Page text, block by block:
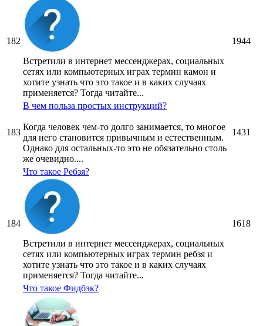
182
Встретили в интернет мессенджерах, социальных
сетях или компьютерных играх термин камон и
хотите узнать что это такое и в каких случаях
применяется? Тогда читайте...
1944
183
В чем польза простых инструкций?
Когда человек чем-то долго занимается, то многое
для него становится привычным и естественным.
Однако для остальных-то это не обязательно столь
же очевидно....
1431
184
Что такое Ребзя?
Встретили в интернет мессенджерах, социальных
сетях или компьютерных играх термин ребзя и
хотите узнать что это такое и в каких случаях
применяется? Тогда читайте...
1618
Что такое Фидбэк?